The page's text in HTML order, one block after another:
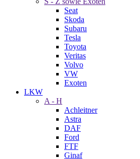
Seat
Skoda
Subaru
Tesla
Toyota
Veritas
Volvo
VW
Exoten
LKW
A - H
Achleitner
Astra
DAF
Ford
FTF
Ginaf